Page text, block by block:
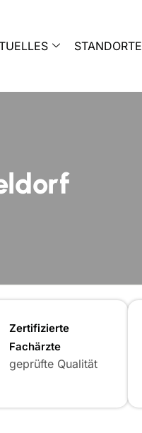
STANDORTE
Zertifizierte
Fachärzte
geprüfte Qualität